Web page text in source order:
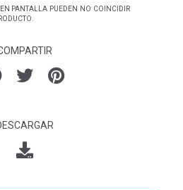
EN PANTALLA PUEDEN NO COINCIDIR